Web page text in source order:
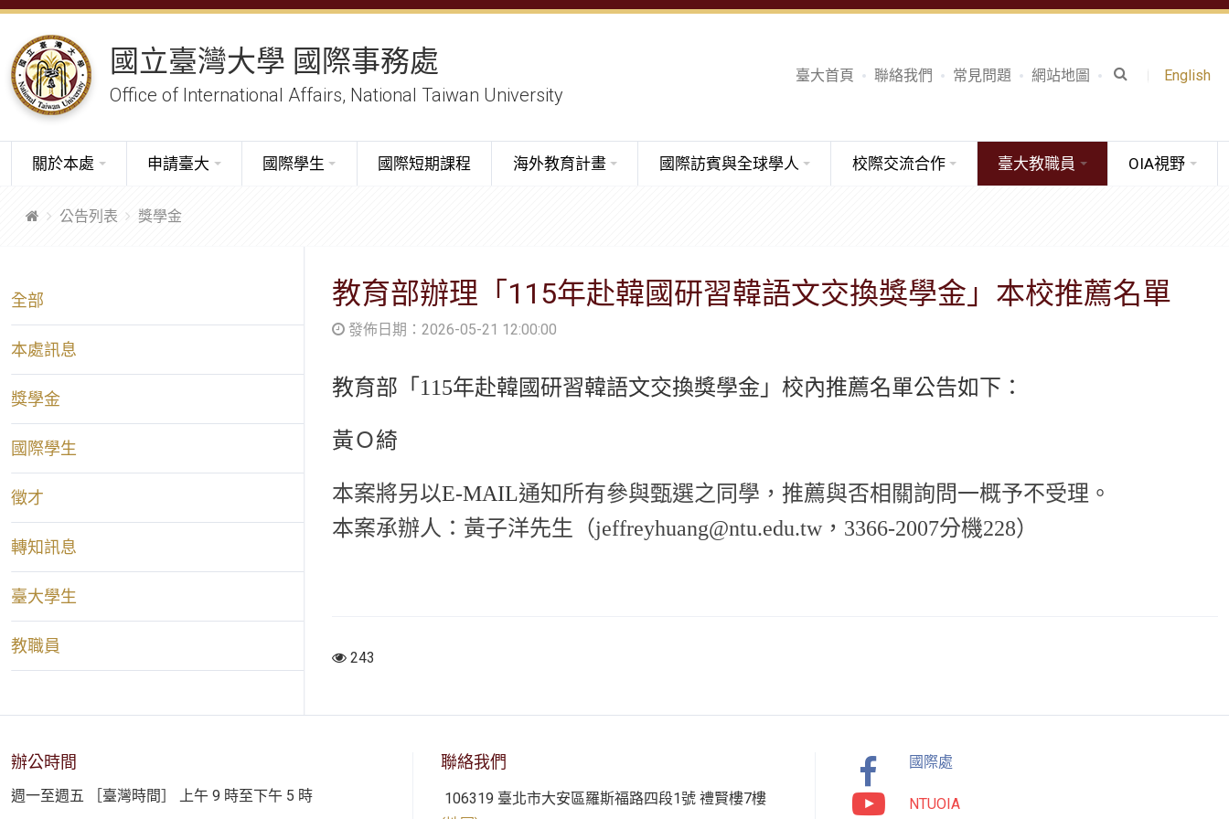
國立臺灣大學 國際事務處
Office of International Affairs, National Taiwan University
臺大首頁 聯絡我們 常見問題 網站地圖 English
關於本處 申請臺大 國際學生 國際短期課程 海外教育計畫 國際訪賓與全球學人 校際交流合作 臺大教職員 OIA視野
公告列表 獎學金
全部
本處訊息
獎學金
國際學生
徵才
轉知訊息
臺大學生
教職員
教育部辦理「115年赴韓國研習韓語文交換獎學金」本校推薦名單
發佈日期：2026-05-21 12:00:00
教育部「115年赴韓國研習韓語文交換獎學金」校內推薦名單公告如下：
黃Ｏ綺
本案將另以E-MAIL通知所有參與甄選之同學，推薦與否相關詢問一概予不受理。
本案承辦人：黃子洋先生（jeffreyhuang@ntu.edu.tw，3366-2007分機228）
243
辦公時間
週一至週五 ［臺灣時間］ 上午 9 時至下午 5 時
聯絡我們
106319 臺北市大安區羅斯福路四段1號 禮賢樓7樓
國際處
NTUOIA